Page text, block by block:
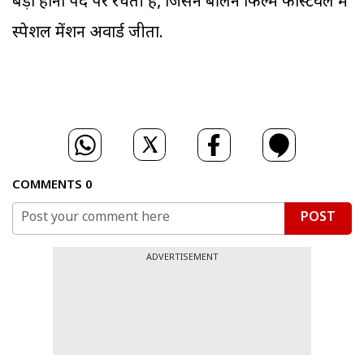
स्पेशल मेंशन अवार्ड जीता.
COMMENTS 0
POST
ADVERTISEMENT